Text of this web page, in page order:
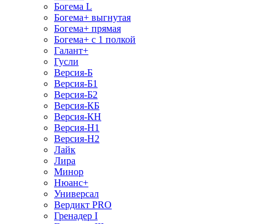
Богема L
Богема+ выгнутая
Богема+ прямая
Богема+ с 1 полкой
Галант+
Гусли
Версия-Б
Версия-Б1
Версия-Б2
Версия-КБ
Версия-КН
Версия-Н1
Версия-Н2
Лайк
Лира
Минор
Нюанс+
Универсал
Вердикт PRO
Гренадер I